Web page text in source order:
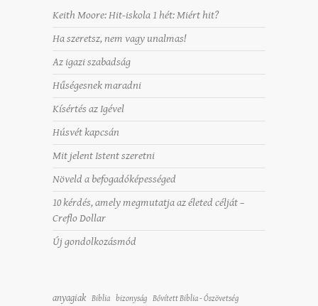
Keith Moore: Hit-iskola 1 hét: Miért hit?
Ha szeretsz, nem vagy unalmas!
Az igazi szabadság
Hűségesnek maradni
Kísértés az Igével
Húsvét kapcsán
Mit jelent Istent szeretni
Növeld a befogadóképességed
10 kérdés, amely megmutatja az életed célját –
Creflo Dollar
Új gondolkozásmód
anyagiak Biblia bizonyság Bővített Biblia - Ószövetség